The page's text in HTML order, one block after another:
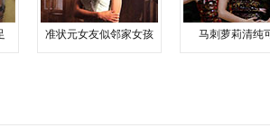
准状元女友似邻家女孩 马刺萝莉清纯